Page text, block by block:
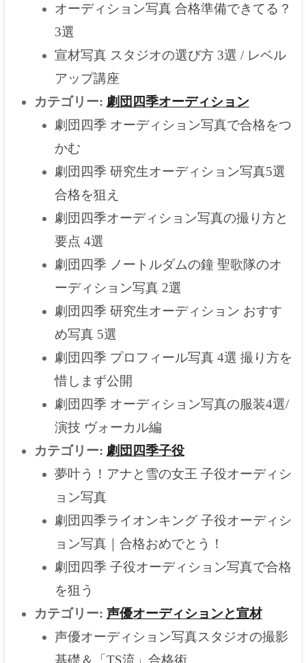
オーディション写真 合格準備できてる？
3選
宣材写真 スタジオの選び方 3選 / レベル
アップ講座
カテゴリー: 劇団四季オーディション
劇団四季 オーディション写真で合格をつ
かむ
劇団四季 研究生オーディション写真5選
合格を狙え
劇団四季オーディション写真の撮り方と
要点 4選
劇団四季 ノートルダムの鐘 聖歌隊のオ
ーディション写真 2選
劇団四季 研究生オーディション おすす
め写真 5選
劇団四季 プロフィール写真 4選 撮り方を
惜しまず公開
劇団四季 オーディション写真の服装4選/
演技 ヴォーカル編
カテゴリー: 劇団四季子役
夢叶う！アナと雪の女王 子役オーディシ
ョン写真
劇団四季ライオンキング 子役オーディシ
ョン写真｜合格おめでとう！
劇団四季 子役オーディション写真で合格
を狙う
カテゴリー: 声優オーディションと宣材
声優オーディション写真スタジオの撮影
基礎＆「TS流」合格術